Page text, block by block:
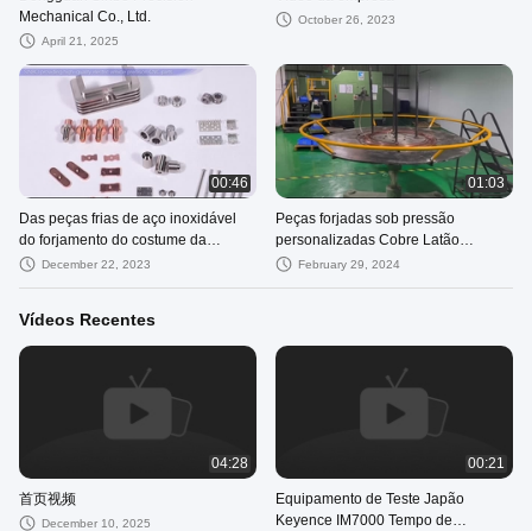
Mechanical Co., Ltd.
April 21, 2025
October 26, 2023
00:46
Das peças frias de aço inoxidável
do forjamento do costume da
elevada precisão componentes de
December 22, 2023
01:03
Peças forjadas sob pressão
personalizadas Cobre Latão
Precisão Componentes forjados a
February 29, 2024
Vídeos Recentes
04:28
首页视频
December 10, 2025
00:21
Equipamento de Teste Japão
Keyence IM7000 Tempo de